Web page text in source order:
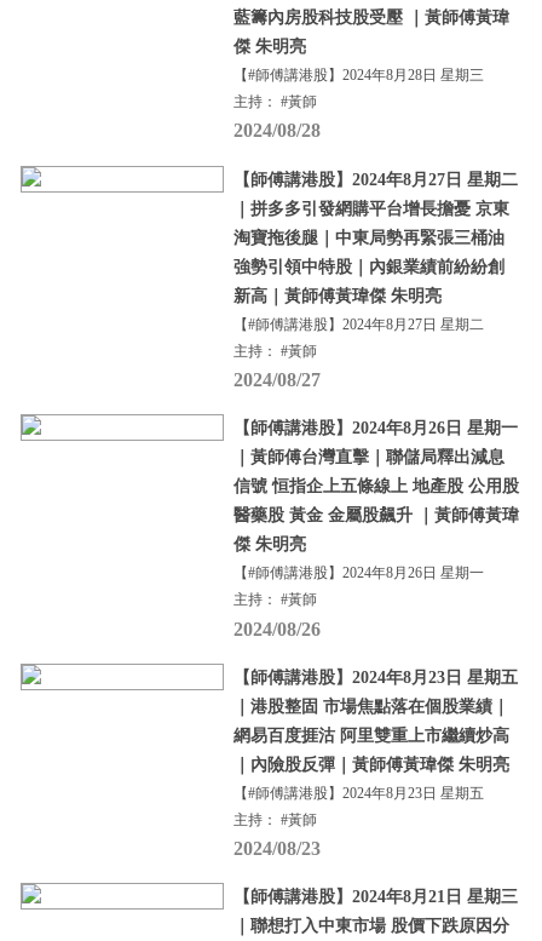
藍籌內房股科技股受壓 ｜黃師傅黃瑋
傑 朱明亮
【#師傅講港股】2024年8月28日 星期三
主持： #黃師
2024/08/28
【師傅講港股】2024年8月27日 星期二
｜拼多多引發網購平台增長擔憂 京東
淘寶拖後腿｜中東局勢再緊張三桶油
強勢引領中特股｜內銀業績前紛紛創
新高｜黃師傅黃瑋傑 朱明亮
【#師傅講港股】2024年8月27日 星期二
主持： #黃師
2024/08/27
【師傅講港股】2024年8月26日 星期一
｜黃師傅台灣直擊｜聯儲局釋出減息
信號 恒指企上五條線上 地產股 公用股
醫藥股 黃金 金屬股飆升 ｜黃師傅黃瑋
傑 朱明亮
【#師傅講港股】2024年8月26日 星期一
主持： #黃師
2024/08/26
【師傅講港股】2024年8月23日 星期五
｜港股整固 市場焦點落在個股業績｜
網易百度捱沽 阿里雙重上市繼續炒高
｜內險股反彈｜黃師傅黃瑋傑 朱明亮
【#師傅講港股】2024年8月23日 星期五
主持： #黃師
2024/08/23
【師傅講港股】2024年8月21日 星期三
｜聯想打入中東市場 股價下跌原因分